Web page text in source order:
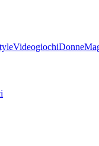
VideogiochiDonne